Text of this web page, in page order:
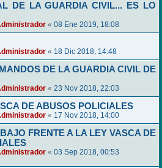
DE LA GUARDIA CIVIL... ES LO
« 08 Ene 2019, 18:08
« 18 Dic 2018, 14:48
DE LA GUARDIA CIVIL DE
« 23 Nov 2018, 22:03
DE ABUSOS POLICIALES
« 17 Nov 2018, 14:00
FRENTE A LA LEY VASCA DE
« 03 Sep 2018, 00:53